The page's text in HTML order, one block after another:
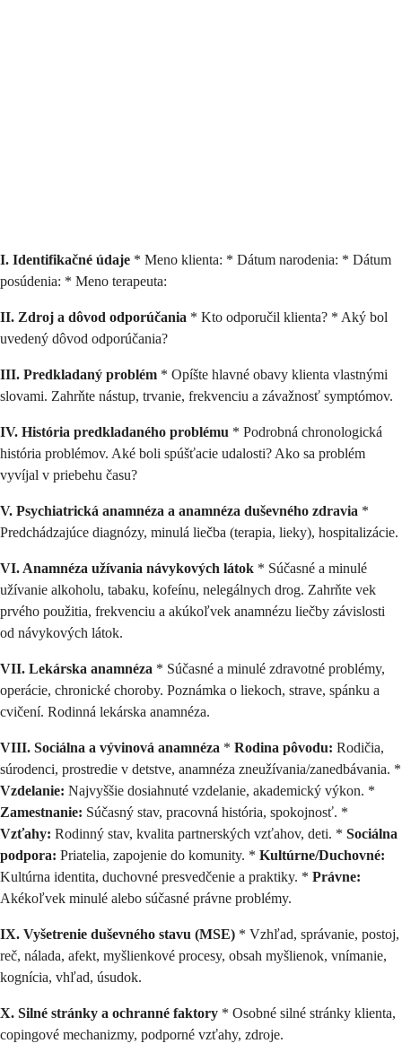
I. Identifikačné údaje * Meno klienta: * Dátum narodenia: * Dátum
posúdenia: * Meno terapeuta:
II. Zdroj a dôvod odporúčania * Kto odporučil klienta? * Aký bol
uvedený dôvod odporúčania?
III. Predkladaný problém * Opíšte hlavné obavy klienta vlastnými
slovami. Zahrňte nástup, trvanie, frekvenciu a závažnosť symptómov.
IV. História predkladaného problému * Podrobná chronologická
história problémov. Aké boli spúšťacie udalosti? Ako sa problém
vyvíjal v priebehu času?
V. Psychiatrická anamnéza a anamnéza duševného zdravia *
Predchádzajúce diagnózy, minulá liečba (terapia, lieky), hospitalizácie.
VI. Anamnéza užívania návykových látok * Súčasné a minulé
užívanie alkoholu, tabaku, kofeínu, nelegálnych drog. Zahrňte vek
prvého použitia, frekvenciu a akúkoľvek anamnézu liečby závislosti
od návykových látok.
VII. Lekárska anamnéza * Súčasné a minulé zdravotné problémy,
operácie, chronické choroby. Poznámka o liekoch, strave, spánku a
cvičení. Rodinná lekárska anamnéza.
VIII. Sociálna a vývinová anamnéza * Rodina pôvodu: Rodičia,
súrodenci, prostredie v detstve, anamnéza zneužívania/zanedbávania. *
Vzdelanie: Najvyššie dosiahnuté vzdelanie, akademický výkon. *
Zamestnanie: Súčasný stav, pracovná história, spokojnosť. *
Vzťahy: Rodinný stav, kvalita partnerských vzťahov, deti. * Sociálna
podpora: Priatelia, zapojenie do komunity. * Kultúrne/Duchovné:
Kultúrna identita, duchovné presvedčenie a praktiky. * Právne:
Akékoľvek minulé alebo súčasné právne problémy.
IX. Vyšetrenie duševného stavu (MSE) * Vzhľad, správanie, postoj,
reč, nálada, afekt, myšlienkové procesy, obsah myšlienok, vnímanie,
kognícia, vhľad, úsudok.
X. Silné stránky a ochranné faktory * Osobné silné stránky klienta,
copingové mechanizmy, podporné vzťahy, zdroje.